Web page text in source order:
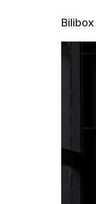
Bilibox